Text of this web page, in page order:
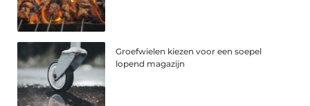
Groefwielen kiezen voor een soepel
lopend magazijn